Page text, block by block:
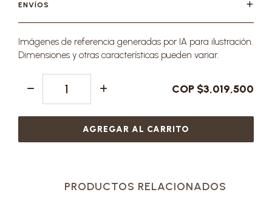
ENVÍOS
Imágenes de referencia generadas por IA para ilustración.
Dimensiones y otras características pueden variar.
COP $3,019,500
AGREGAR AL CARRITO
PRODUCTOS RELACIONADOS